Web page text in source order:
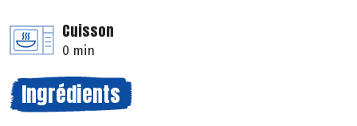
Cuisson
0 min
Ingrédients